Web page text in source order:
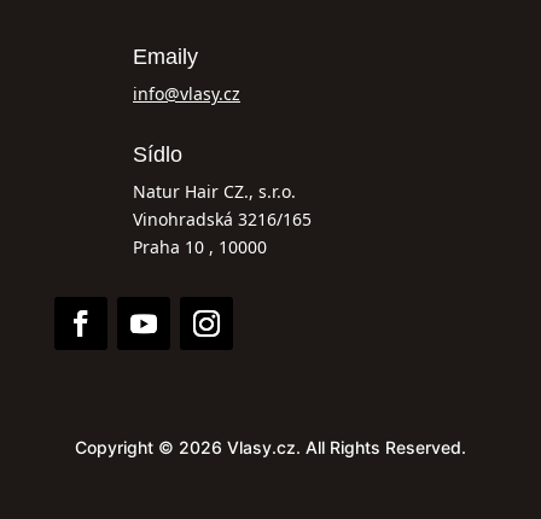
Emaily
info@vlasy.cz
Sídlo
Natur Hair CZ., s.r.o.
Vinohradská 3216/165
Praha 10 , 10000
Copyright © 2026 Vlasy.cz. All Rights Reserved.